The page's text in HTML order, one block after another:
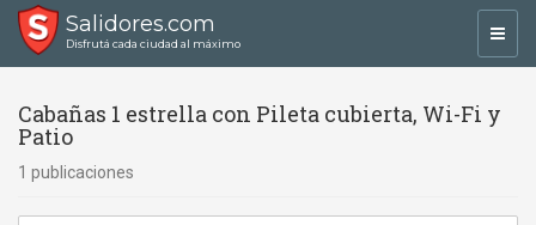
Salidores.com
Disfrutá cada ciudad al máximo
Cabañas 1 estrella con Pileta cubierta, Wi-Fi y
Patio
1 publicaciones